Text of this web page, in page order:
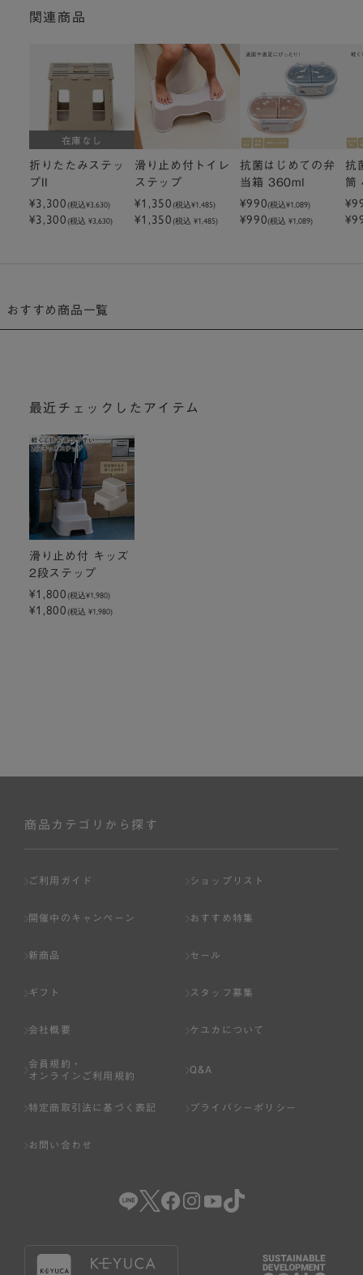
関連商品
在庫なし
折りたたみステッ
プII
¥3,300(税込¥3,630)
¥3,300(税込 ¥3,630)
滑り止め付トイレ
ステップ
¥1,350(税込¥1,485)
¥1,350(税込 ¥1,485)
抗菌はじめての弁
当箱 360ml
¥990(税込¥1,089)
¥990(税込 ¥1,089)
抗
筒
おすすめ商品一覧
最近チェックしたアイテム
滑り止め付 キッズ
2段ステップ
¥1,800(税込¥1,980)
¥1,800(税込 ¥1,980)
商品カテゴリから探す
ご利用ガイド ショップリスト
開催中のキャンペーン おすすめ特集
新商品 セール
ギフト スタッフ募集
会社概要 ケユカについて
会員規約・
オンラインご利用規約
Q&A
特定商取引法に基づく表記 プライバシーポリシー
お問い合わせ